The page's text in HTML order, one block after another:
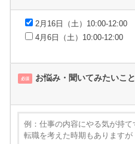
2月16日（土）10:00-12:00
4月6日（土）10:00-12:00
必須 お悩み・聞いてみたいこと